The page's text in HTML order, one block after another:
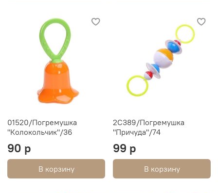
01520/Погремушка
"Колокольчик"/36
90 р
В корзину
2С389/Погремушка
"Причуда"/74
99 р
В корзину